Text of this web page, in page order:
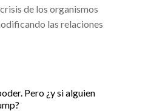
de los organismos
las relaciones
Pero ¿y si alguien